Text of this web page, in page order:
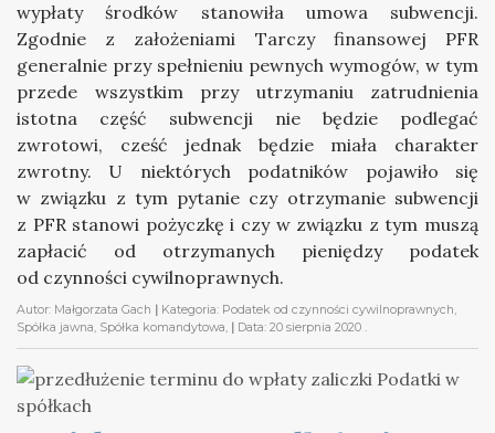
wypłaty środków stanowiła umowa subwencji.
Zgodnie z założeniami Tarczy finansowej PFR
generalnie przy spełnieniu pewnych wymogów, w tym
przede wszystkim przy utrzymaniu zatrudnienia
istotna część subwencji nie będzie podlegać
zwrotowi, cześć jednak będzie miała charakter
zwrotny. U niektórych podatników pojawiło się
w związku z tym pytanie czy otrzymanie subwencji
z PFR stanowi pożyczkę i czy w związku z tym muszą
zapłacić od otrzymanych pieniędzy podatek
od czynności cywilnoprawnych.
Autor: Małgorzata Gach | Kategoria: Podatek od czynności cywilnoprawnych,
Spółka jawna, Spółka komandytowa, | Data: 20 sierpnia 2020 .